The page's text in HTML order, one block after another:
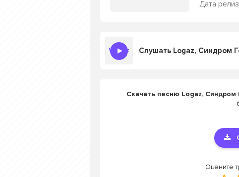
Дата
Слушать Logaz, Синдром
Скачать песню Logaz, Синдром
Оцените